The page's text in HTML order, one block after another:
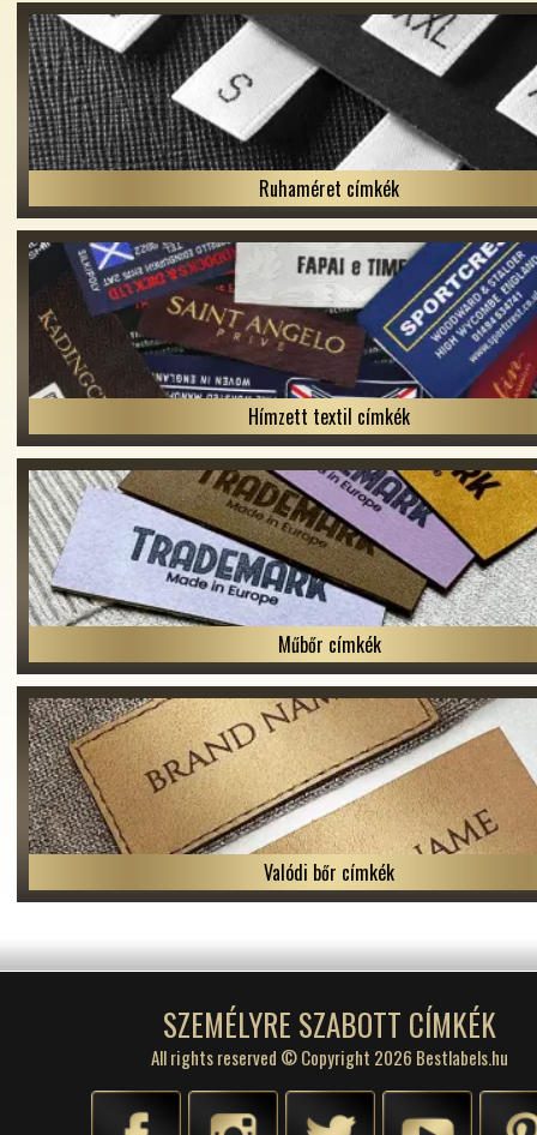
Ruhaméret címkék
Hímzett textil címkék
Műbőr címkék
Valódi bőr címkék
SZEMÉLYRE SZABOTT CÍMKÉK
All rights reserved © Copyright 2026 Bestlabels.hu